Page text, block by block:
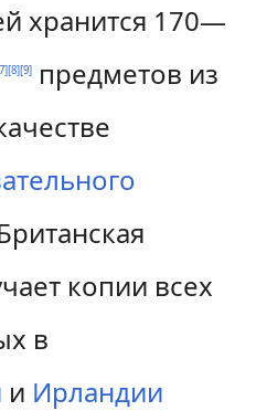
хранится 170—
][8][9]предметов из
копии всех
в
и Ирландии